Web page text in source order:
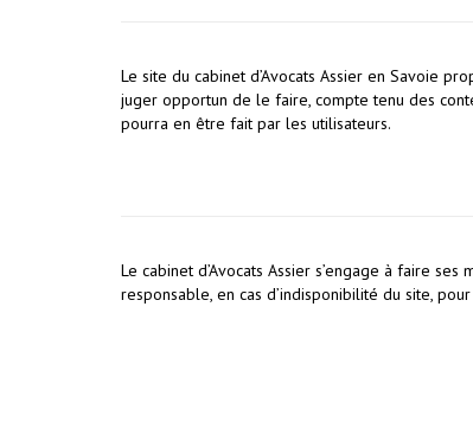
Le site du cabinet d’Avocats Assier en Savoie
juger opportun de le faire, compte tenu des
pourra en être fait par les utilisateurs.
Le cabinet d’Avocats Assier s’engage à faire
responsable, en cas d’indisponibilité du site,